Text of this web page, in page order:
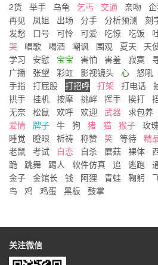
2货 举手 乌龟 乞丐 交通 亲吻
再见
凤姐 出场 分手 分析预测 刻
发愁
口号 可怜 可爱 吃惊 吃饭
哭
唱歌 喝酒 嘲讽 围观 夏天 天
学习
安慰 宝宝 害怕 害羞 寂寞
广播
张望 彩虹 影视镜头 心 怒吼
手指 打屁股 打招呼 打架 打电话
拱手 挂机 按摩 挑衅 挥手 挨打
无奈 松鼠 欢呼 欢迎 武器 求包养
爱情 牌子 牛 狗 猪 猫 猴子 玫瑰
睡觉
瞪眼 祈祷 称赞 笑 等待 精
老鼠
考试 自恋 自杀 蘑菇 裸体
跪
跳舞 踢人 软件仿真 追 逃跑
金子 金馆长 钱 阿狸 青蛙 鞠躬
鸟
鸡 鸡蛋 黑板 鼓掌
关注微信